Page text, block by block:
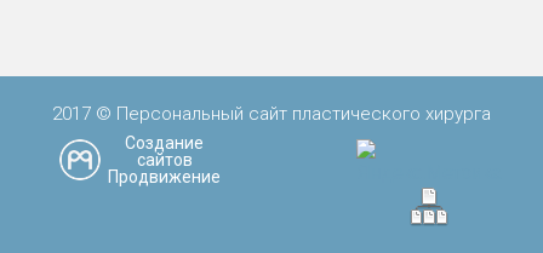
2017 © Персональный сайт пластического хирурга
Создание
сайтов
Продвижение